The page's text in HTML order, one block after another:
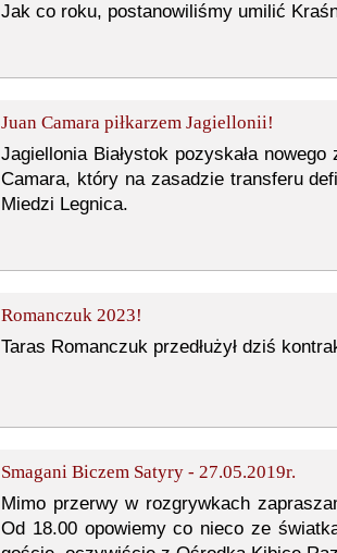
Jak co roku, postanowiliśmy umilić
Juan Camara piłkarzem Jagiellonii!
Jagiellonia Białystok pozyskała
Camara, który na zasadzie transferu
Miedzi Legnica.
Romanczuk 2023!
Taras Romanczuk przedłużył dziś
Smagani Biczem Satyry - 27.05.2019r.
Mimo przerwy w rozgrywkach
Od 18.00 opowiemy co nieco ze